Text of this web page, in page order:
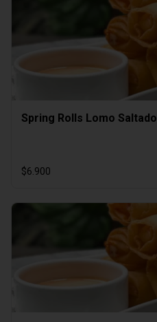
Spring Rolls Lomo Saltado
$6.900